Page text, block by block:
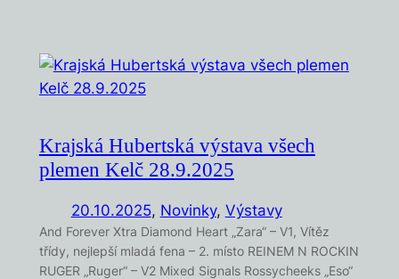
Krajská Hubertská výstava všech
plemen Kelč 28.9.2025
20.10.2025, Novinky, Výstavy
And Forever Xtra Diamond Heart „Zara“ – V1, Vítěz
třídy, nejlepší mladá fena – 2. místo REINEM N ROCKIN
RUGER „Ruger“ – V2 Mixed Signals Rossycheeks „Eso“